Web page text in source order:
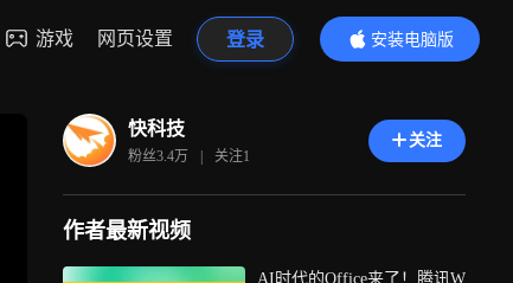
游戏 网页设置 登录
安装电脑版
内容更精彩
快科技
粉丝3.4万 | 关注1
关注
作者最新视频
AI时代的Office来了！腾讯W